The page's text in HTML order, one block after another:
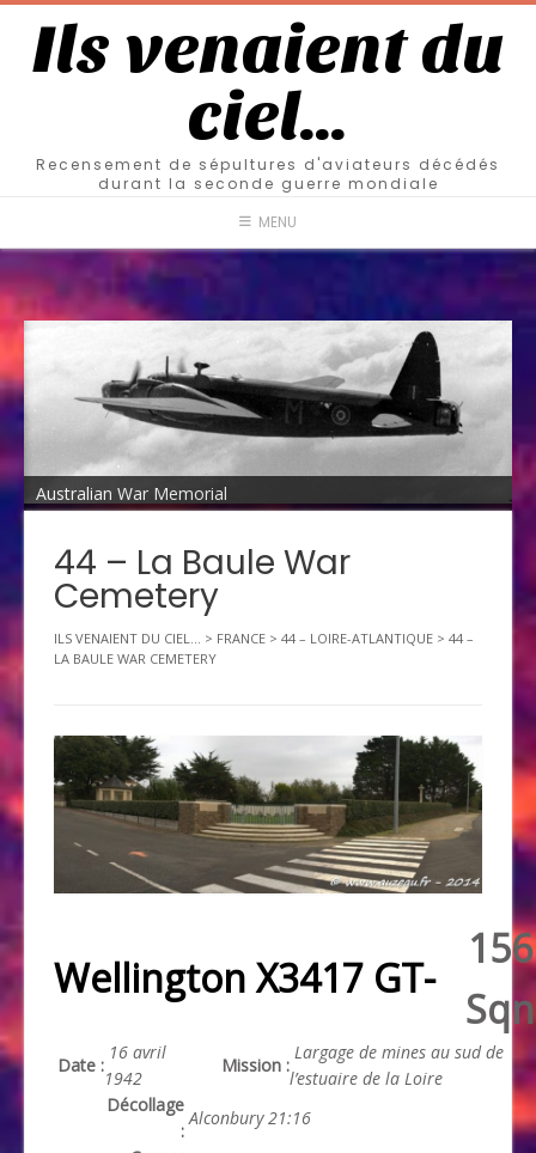
Ils venaient du
ciel…
Recensement de sépultures d'aviateurs décédés
durant la seconde guerre mondiale
MENU
Australian War Memorial
44 – La Baule War
Cemetery
ILS VENAIENT DU CIEL... > FRANCE > 44 – LOIRE-ATLANTIQUE > 44 –
LA BAULE WAR CEMETERY
Wellington X3417 GT-
156
Sqn
Date :
16 avril
1942
Mission :
Largage de mines au sud de
l’estuaire de la Loire
Décollage
:
Alconbury 21:16